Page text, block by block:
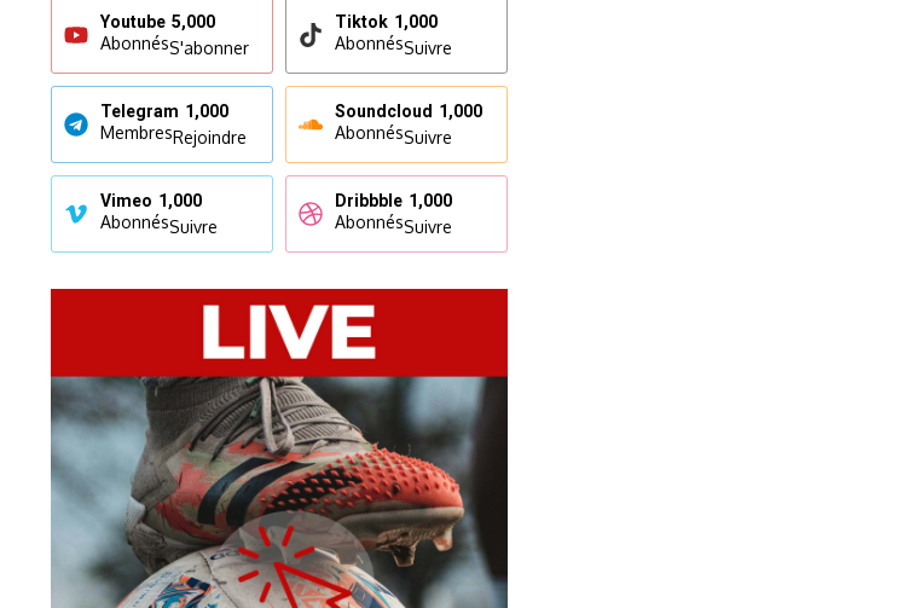
Youtube 5,000
AbonnésS'abonner
Tiktok 1,000
AbonnésSuivre
Telegram 1,000
MembresRejoindre
Soundcloud 1,000
AbonnésSuivre
Vimeo 1,000
AbonnésSuivre
Dribbble 1,000
AbonnésSuivre